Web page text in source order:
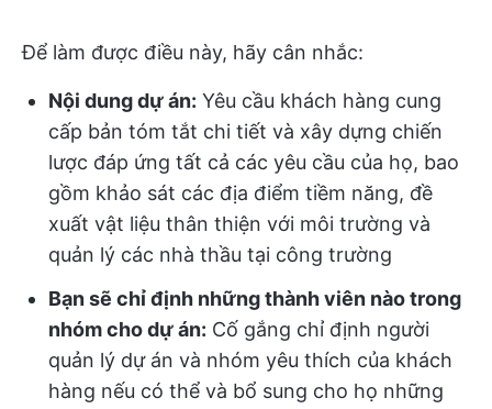
Để làm được điều này, hãy cân nhắc:
Nội dung dự án: Yêu cầu khách hàng cung
cấp bản tóm tắt chi tiết và xây dựng chiến
lược đáp ứng tất cả các yêu cầu của họ, bao
gồm khảo sát các địa điểm tiềm năng, đề
xuất vật liệu thân thiện với môi trường và
quản lý các nhà thầu tại công trường
Bạn sẽ chỉ định những thành viên nào trong
nhóm cho dự án: Cố gắng chỉ định người
quản lý dự án và nhóm yêu thích của khách
hàng nếu có thể và bổ sung cho họ những